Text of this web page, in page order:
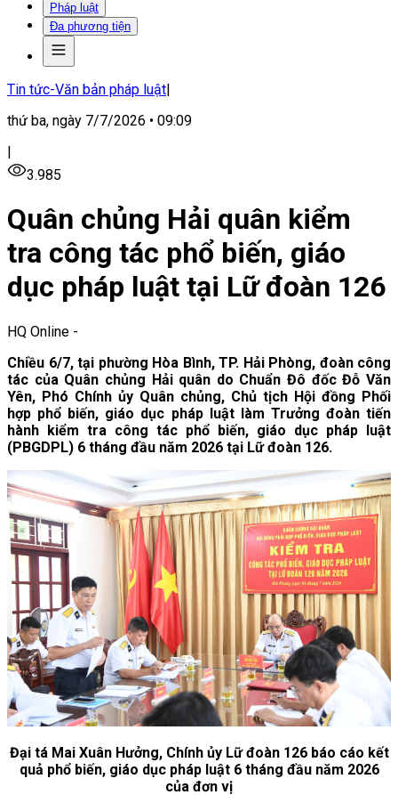
Pháp luật
Đa phương tiện
Tin tức-Văn bản pháp luật|
thứ ba, ngày 7/7/2026 • 09:09
|
3.985
Quân chủng Hải quân kiểm
tra công tác phổ biến, giáo
dục pháp luật tại Lữ đoàn 126
HQ Online -
Chiều 6/7, tại phường Hòa Bình, TP. Hải Phòng, đoàn công
tác của Quân chủng Hải quân do Chuẩn Đô đốc Đỗ Văn
Yên, Phó Chính ủy Quân chủng, Chủ tịch Hội đồng Phối
hợp phổ biến, giáo dục pháp luật làm Trưởng đoàn tiến
hành kiểm tra công tác phổ biến, giáo dục pháp luật
(PBGDPL) 6 tháng đầu năm 2026 tại Lữ đoàn 126.
Đại tá Mai Xuân Hưởng, Chính ủy Lữ đoàn 126 báo cáo kết
quả phổ biến, giáo dục pháp luật 6 tháng đầu năm 2026
của đơn vị